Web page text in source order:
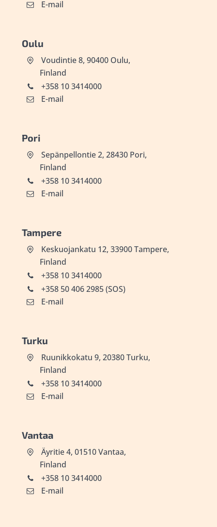
E-mail
Oulu
Voudintie 8, 90400 Oulu,
Finland
+358 10 3414000
E-mail
Pori
Sepänpellontie 2, 28430 Pori,
Finland
+358 10 3414000
E-mail
Tampere
Keskuojankatu 12, 33900 Tampere,
Finland
+358 10 3414000
+358 50 406 2985 (SOS)
E-mail
Turku
Ruunikkokatu 9, 20380 Turku,
Finland
+358 10 3414000
E-mail
Vantaa
Äyritie 4, 01510 Vantaa,
Finland
+358 10 3414000
E-mail